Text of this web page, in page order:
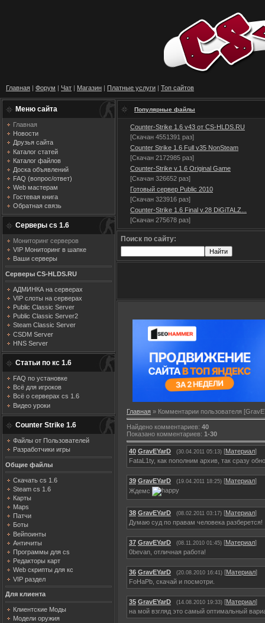
Главная | Форум | Чат | Магазин | Платные услуги | Топ сайтов
Меню сайта
Главная
Новости
Друзья сайта
Каталог статей
Каталог файлов
Доска объявлений
FAQ (вопрос/ответ)
Web мастерам
Гостевая книга
Обратная связь
Серверы cs 1.6
Мониторинг серверов
VIP Мониторинг в шапке
Ваши серверы
Серверы CS-HLDS.RU
АДМИНКА на серверах
VIP слоты на серверах
Public Classic Server
Public Classic Server2
Steam Classic Server
CSDM Server
HNS Server
Статьи по кс 1.6
FAQ по установке
Всё для игроков
Всё о серверах cs 1.6
Видео уроки
Counter Strike 1.6
Файлы от Пользователей
Разработчики игры
Общие файлы
Скачать cs 1.6
Steam cs 1.6
Карты
Maps
Патчи
Боты
Вейпоинты
Античиты
Программы для cs
Редакторы карт
Web скрипты для кс
VIP раздел
Для клиента
Клиентские Моды
Модели оружия
Популярные файлы
Counter-Strike 1.6 v43 от CS-HLDS.RU
[Скачан 4551391 раз]
Counter Strike 1.6 Full v35 NonSteam
[Скачан 2172985 раз]
Counter-Strike v.1.6 Original Game
[Скачан 326652 раз]
Готовый сервер Public 2010
[Скачан 323916 раз]
Counter-Strike 1.6 Final v.28 DiGiTALZ...
[Скачан 275678 раз]
Поиск по сайту:
Главная » Комментарии пользователя
Найдено комментариев: 40
Показано комментариев: 1-30
40 GravEYarD (30.04.2011 05:13) [Материал]
FataL1ty, как пополним архив, так сразу
39 GravEYarD (19.04.2011 18:25) [Материал]
Ждемс
38 GravEYarD (08.02.2011 03:17) [Материал]
Думаю суд по правам человека разберется!
37 GravEYarD (08.11.2010 01:45) [Материал]
0bevan, отличная работа!
36 GravEYarD (20.08.2010 16:41) [Материал]
FoHaPb, скачай и посмотри.
35 GravEYarD (14.08.2010 19:33) [Материал]
на мой взгляд это самый оптимальный